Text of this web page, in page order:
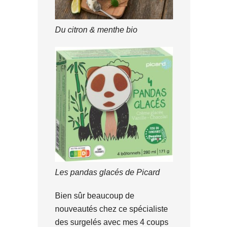
Du citron & menthe bio
Les pandas glacés de Picard
Bien sûr beaucoup de
nouveautés chez ce spécialiste
des surgelés avec mes 4 coups